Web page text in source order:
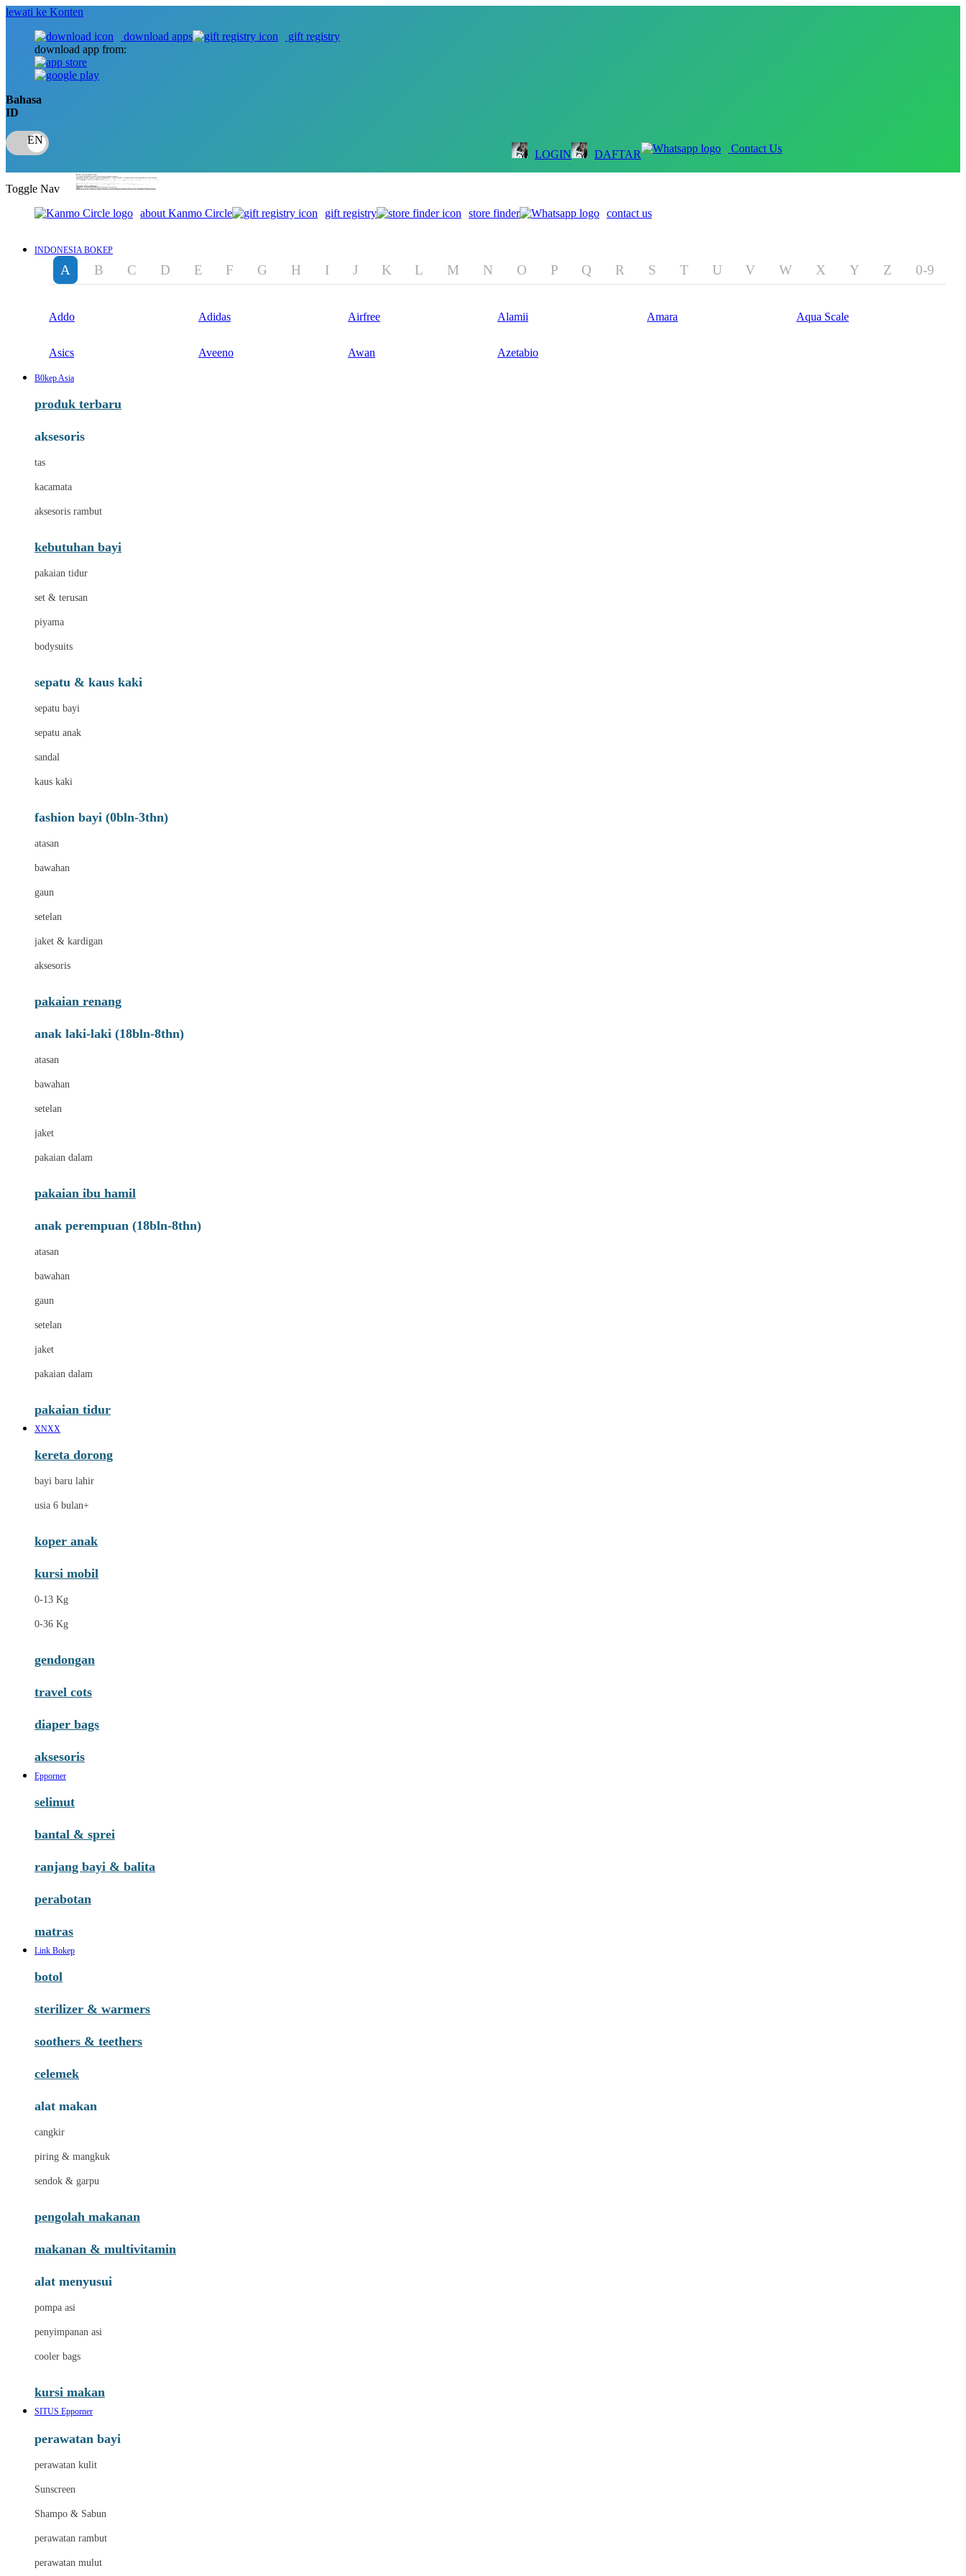
lewati ke Konten
download apps
download app from:
gift registry
Bahasa
ID
LOGIN DAFTAR Contact Us
Toggle Nav
about Kanmo Circle
gift registry store finder contact us
INDONESIA BOKEP
A B C D E F G H I J K L M N O P Q R S T U V W X Y Z 0-9
Addo Adidas Airfree Alamii Amara Aqua Scale
Asics Aveeno Awan Azetabio
B0kep Asia
produk terbaru
aksesoris
tas
kacamata
aksesoris rambut
kebutuhan bayi
pakaian tidur
set & terusan
piyama
bodysuits
sepatu & kaus kaki
sepatu bayi
sepatu anak
sandal
kaus kaki
fashion bayi (0bln-3thn)
atasan
bawahan
gaun
setelan
jaket & kardigan
aksesoris
pakaian renang
anak laki-laki (18bln-8thn)
atasan
bawahan
setelan
jaket
pakaian dalam
pakaian ibu hamil
anak perempuan (18bln-8thn)
atasan
bawahan
gaun
setelan
jaket
pakaian dalam
pakaian tidur
XNXX
kereta dorong
bayi baru lahir
usia 6 bulan+
koper anak
kursi mobil
0-13 Kg
0-36 Kg
gendongan
travel cots
diaper bags
aksesoris
Epporner
selimut
bantal & sprei
ranjang bayi & balita
perabotan
matras
Link Bokep
botol
sterilizer & warmers
soothers & teethers
celemek
alat makan
cangkir
piring & mangkuk
sendok & garpu
pengolah makanan
makanan & multivitamin
alat menyusui
pompa asi
penyimpanan asi
cooler bags
kursi makan
SITUS Epporner
perawatan bayi
perawatan kulit
Sunscreen
Shampo & Sabun
perawatan rambut
perawatan mulut